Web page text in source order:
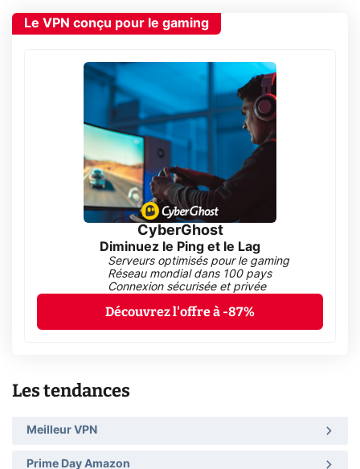
Le VPN conçu pour le gaming
CyberGhost
Diminuez le Ping et le Lag
Serveurs optimisés pour le gaming
Réseau mondial dans 100 pays
Connexion sécurisée et privée
Découvrez l'offre à -87%
Les tendances
Meilleur VPN
Prime Day Amazon